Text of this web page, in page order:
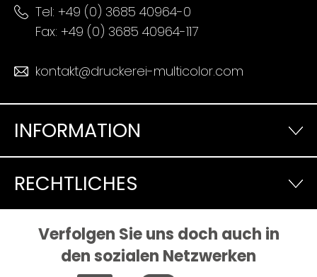
Tel: +49 (0) 3685 40964-0
Fax: +49 (0) 3685 40964-117
kontakt@druckerei-multicolor.com
INFORMATION
RECHTLICHES
Verfolgen Sie uns doch auch in
den sozialen Netzwerken